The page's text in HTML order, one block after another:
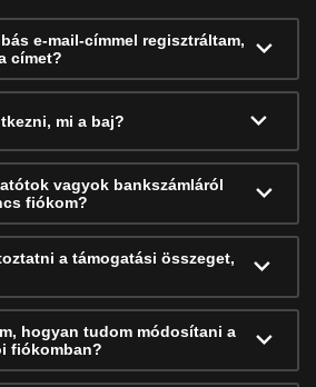
e-mail-címmel regisztráltam,
címet?
mi a baj?
vagyok bankszámláról
fiókom?
a támogatási összeget,
hogyan tudom módosítani a
fiókomban?